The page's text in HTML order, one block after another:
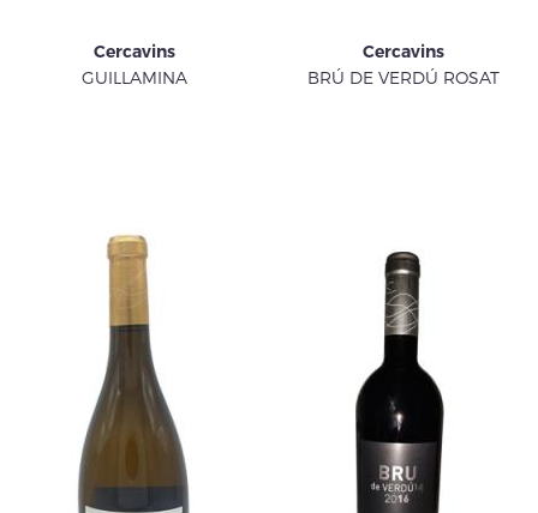
Cercavins
GUILLAMINA
Cercavins
BRÚ DE VERDÚ ROSAT